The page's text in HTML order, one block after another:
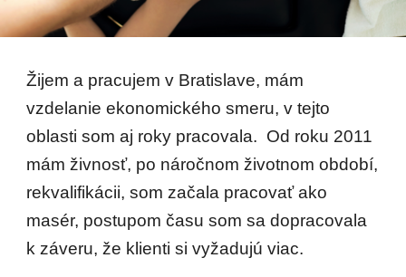
Žijem a pracujem v Bratislave, mám
vzdelanie ekonomického smeru, v tejto
oblasti som aj roky pracovala.  Od roku 2011
mám živnosť, po náročnom životnom období,
rekvalifikácii, som začala pracovať ako
masér, postupom času som sa dopracovala
k záveru, že klienti si vyžadujú viac.